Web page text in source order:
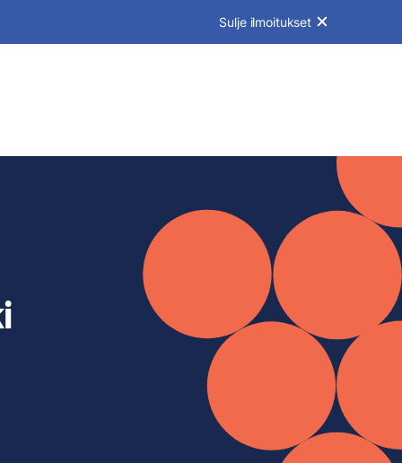
Sulje ilmoitukset